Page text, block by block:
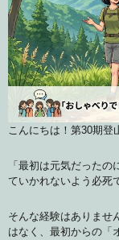
こんにちは！第30期登
「最初は元気だった
ていかれないよう必死
そんな経験はありませ
はなく、最初からの「